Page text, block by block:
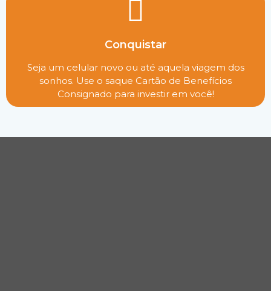
Conquistar
Seja um celular novo ou até aquela viagem dos
sonhos. Use o saque Cartão de Benefícios
Consignado para investir em você!